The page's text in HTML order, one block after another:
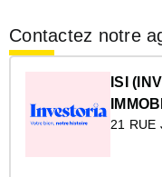
Contactez notre
ISI
21 RUE